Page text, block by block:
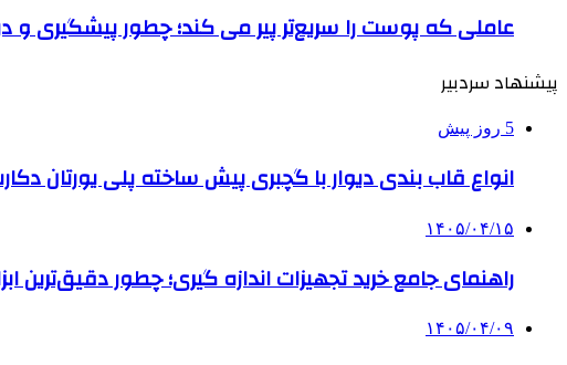
عاملی که پوست را سریع‌تر پیر می کند؛ چطور پیشگیری و
پیشنهاد سردبیر
5 روز پیش
انواع قاب بندی دیوار با گچبری پیش ساخته پلی یورتان
۱۴۰۵/۰۴/۱۵
راهنمای جامع خرید تجهیزات اندازه گیری؛ چطور دقیق‌ترین
۱۴۰۵/۰۴/۰۹